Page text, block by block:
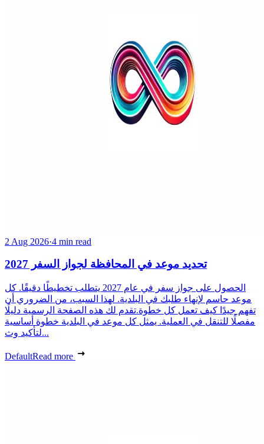
2 Aug 2026·4 min read
تحديد موعد في المحافظة لجواز السفر 2027
الحصول على جواز سفر في عام 2027 يتطلب تخطيطًا دقيقًا. كل
موعد حاسم لإنهاء طلبك في البلدية. لهذا السبب، من الضروري أن
تفهم جيدًا كيف تعمل كل خطوة.تقدم لك هذه الصفحة الرسمية دليلًا
مفصلًا للتنقل في العملية. يمثل كل موعد في البلدية خطوة أساسية
لتأكيد وث...
DefaultRead more